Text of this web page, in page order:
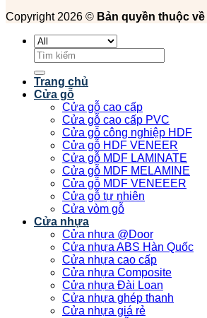
Copyright 2026 © Bản quyền thuộc về
Tìm
kiếm:
Trang chủ
Cửa gỗ
Cửa gỗ cao cấp
Cửa gỗ cao cấp PVC
Cửa gỗ công nghiệp HDF
Cửa gỗ HDF VENEER
Cửa gỗ MDF LAMINATE
Cửa gỗ MDF MELAMINE
Cửa gỗ MDF VENEEER
Cửa gỗ tự nhiên
Cửa vòm gỗ
Cửa nhựa
Cửa nhựa @Door
Cửa nhựa ABS Hàn Quốc
Cửa nhựa cao cấp
Cửa nhựa Composite
Cửa nhựa Đài Loan
Cửa nhựa ghép thanh
Cửa nhựa giá rẻ